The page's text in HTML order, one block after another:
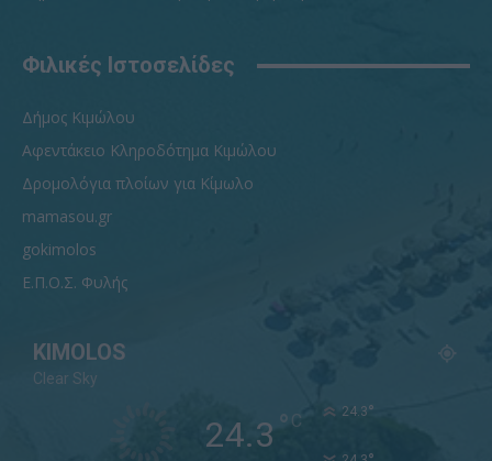
Φιλικές Ιστοσελίδες
Δήμος Κιμώλου
Αφεντάκειο Κληροδότημα Κιμώλου
Δρομολόγια πλοίων για Κίμωλο
mamasou.gr
gokimolos
Ε.Π.Ο.Σ. Φυλής
KIMOLOS
Clear Sky
24.3 ° C 24.3°